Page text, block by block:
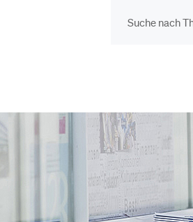
Lehrpersonen
Studien­interessierte